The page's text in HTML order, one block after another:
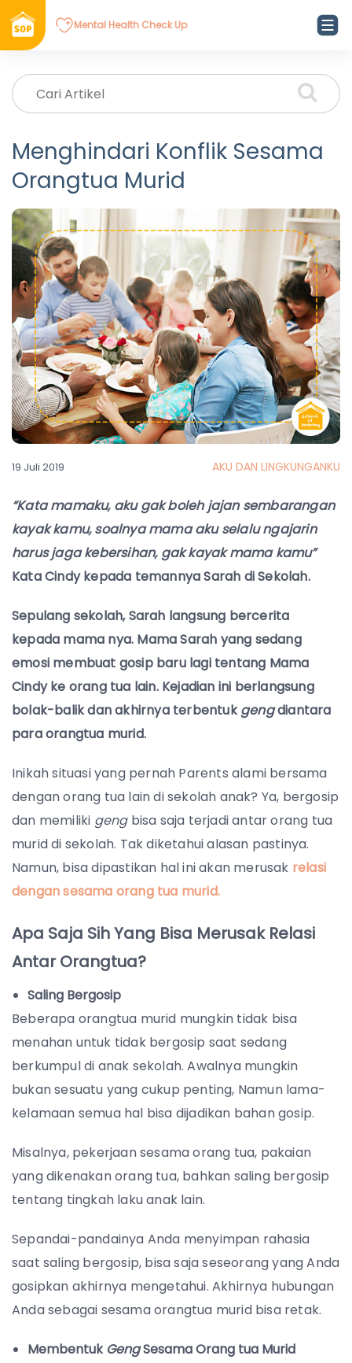
Mental Health Check Up
Menghindari Konflik Sesama
Orangtua Murid
19 Juli 2019 AKU DAN LINGKUNGANKU
“Kata mamaku, aku gak boleh jajan sembarangan
kayak kamu, soalnya mama aku selalu ngajarin
harus jaga kebersihan, gak kayak mama kamu”
Kata Cindy kepada temannya Sarah di Sekolah.
Sepulang sekolah, Sarah langsung bercerita
kepada mama nya. Mama Sarah yang sedang
emosi membuat gosip baru lagi tentang Mama
Cindy ke orang tua lain. Kejadian ini berlangsung
bolak-balik dan akhirnya terbentukgengdiantara
para orangtua murid.
Inikah situasi yang pernah Parents alami bersama
dengan orang tua lain di sekolah anak? Ya, bergosip
dan memiliki gengbisa saja terjadi antar orang tua
murid di sekolah. Tak diketahui alasan pastinya.
Namun, bisa dipastikan hal ini akan merusak relasi
dengan sesama orang tua murid.
Apa Saja Sih Yang Bisa Merusak Relasi
Antar Orangtua?
Saling Bergosip
Beberapa orangtua murid mungkin tidak bisa
menahan untuk tidak bergosip saat sedang
berkumpul di anak sekolah. Awalnya mungkin
bukan sesuatu yang cukup penting, Namun lama-
kelamaan semua hal bisa dijadikan bahan gosip.
Misalnya, pekerjaan sesama orang tua, pakaian
yang dikenakan orang tua, bahkan saling bergosip
tentang tingkah laku anak lain.
Sepandai-pandainya Anda menyimpan rahasia
saat saling bergosip, bisa saja seseorang yang Anda
gosipkan akhirnya mengetahui. Akhirnya hubungan
Anda sebagai sesama orangtua murid bisa retak.
Membentuk GengSesama Orang tua Murid